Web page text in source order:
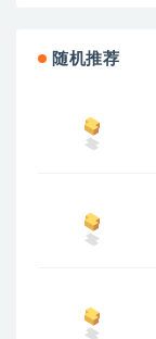
随机推荐